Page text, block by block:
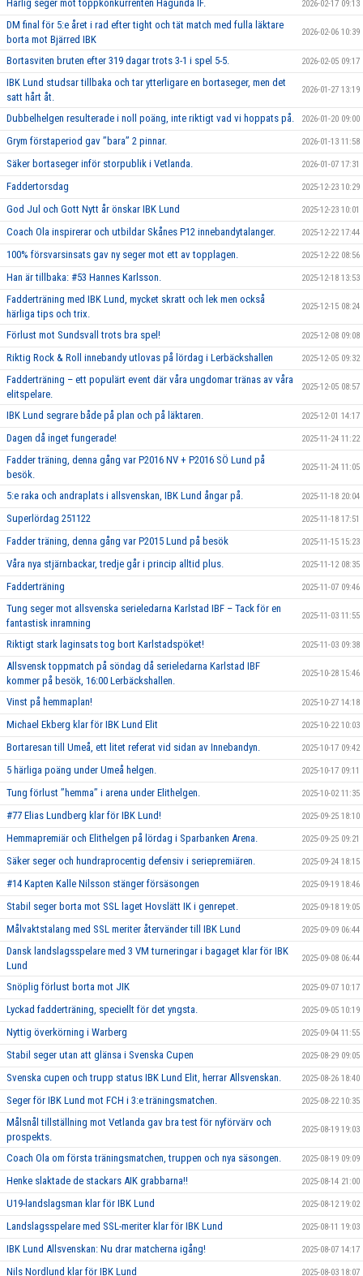
Härlig seger mot toppkonkurrenten Hagunda IF. 2026-02-17 09:13
DM final för 5:e året i rad efter tight och tät match med fulla läktare
borta mot Bjärred IBK
2026-02-06 10:39
Bortasviten bruten efter 319 dagar trots 3-1 i spel 5-5. 2026-02-05 09:17
IBK Lund studsar tillbaka och tar ytterligare en bortaseger, men det
satt hårt åt.
2026-01-27 13:19
Dubbelhelgen resulterade i noll poäng, inte riktigt vad vi hoppats på. 2026-01-20 09:00
Grym förstaperiod gav ’’bara’’ 2 pinnar. 2026-01-13 11:58
Säker bortaseger inför storpublik i Vetlanda. 2026-01-07 17:31
Faddertorsdag 2025-12-23 10:29
God Jul och Gott Nytt år önskar IBK Lund 2025-12-23 10:01
Coach Ola inspirerar och utbildar Skånes P12 innebandytalanger. 2025-12-22 17:44
100% försvarsinsats gav ny seger mot ett av topplagen. 2025-12-22 08:56
Han är tillbaka: #53 Hannes Karlsson. 2025-12-18 13:53
Fadderträning med IBK Lund, mycket skratt och lek men också
härliga tips och trix.
2025-12-15 08:24
Förlust mot Sundsvall trots bra spel! 2025-12-08 09:08
Riktig Rock & Roll innebandy utlovas på lördag i Lerbäckshallen 2025-12-05 09:32
Fadderträning – ett populärt event där våra ungdomar tränas av våra
elitspelare.
2025-12-05 08:57
IBK Lund segrare både på plan och på läktaren. 2025-12-01 14:17
Dagen då inget fungerade! 2025-11-24 11:22
Fadder träning, denna gång var P2016 NV + P2016 SÖ Lund på
besök.
2025-11-24 11:05
5:e raka och andraplats i allsvenskan, IBK Lund ångar på. 2025-11-18 20:04
Superlördag 251122 2025-11-18 17:51
Fadder träning, denna gång var P2015 Lund på besök 2025-11-15 15:23
Våra nya stjärnbackar, tredje går i princip alltid plus. 2025-11-12 08:35
Fadderträning 2025-11-07 09:46
Tung seger mot allsvenska serieledarna Karlstad IBF – Tack för en
fantastisk inramning
2025-11-03 11:55
Riktigt stark laginsats tog bort Karlstadspöket! 2025-11-03 09:38
Allsvensk toppmatch på söndag då serieledarna Karlstad IBF
kommer på besök, 16:00 Lerbäckshallen.
2025-10-28 15:46
Vinst på hemmaplan! 2025-10-27 14:18
Michael Ekberg klar för IBK Lund Elit 2025-10-22 10:03
Bortaresan till Umeå, ett litet referat vid sidan av Innebandyn. 2025-10-17 09:42
5 härliga poäng under Umeå helgen. 2025-10-17 09:11
Tung förlust ’’hemma’’ i arena under Elithelgen. 2025-10-02 11:35
#77 Elias Lundberg klar för IBK Lund! 2025-09-25 18:10
Hemmapremiär och Elithelgen på lördag i Sparbanken Arena. 2025-09-25 09:21
Säker seger och hundraprocentig defensiv i seriepremiären. 2025-09-24 18:15
#14 Kapten Kalle Nilsson stänger försäsongen 2025-09-19 18:46
Stabil seger borta mot SSL laget Hovslätt IK i genrepet. 2025-09-18 19:05
Målvaktstalang med SSL meriter återvänder till IBK Lund 2025-09-09 06:44
Dansk landslagsspelare med 3 VM turneringar i bagaget klar för IBK
Lund
2025-09-08 06:44
Snöplig förlust borta mot JIK 2025-09-07 10:17
Lyckad fadderträning, speciellt för det yngsta. 2025-09-05 10:19
Nyttig överkörning i Warberg 2025-09-04 11:55
Stabil seger utan att glänsa i Svenska Cupen 2025-08-29 09:05
Svenska cupen och trupp status IBK Lund Elit, herrar Allsvenskan. 2025-08-26 18:40
Seger för IBK Lund mot FCH i 3:e träningsmatchen. 2025-08-22 10:35
Målsnål tillställning mot Vetlanda gav bra test för nyförvärv och
prospekts.
2025-08-19 19:03
Coach Ola om första träningsmatchen, truppen och nya säsongen. 2025-08-19 09:09
Henke slaktade de stackars AIK grabbarna!! 2025-08-14 21:00
U19-landslagsman klar för IBK Lund 2025-08-12 19:02
Landslagsspelare med SSL-meriter klar för IBK Lund 2025-08-11 19:03
IBK Lund Allsvenskan: Nu drar matcherna igång! 2025-08-07 14:17
Nils Nordlund klar för IBK Lund 2025-08-03 18:07